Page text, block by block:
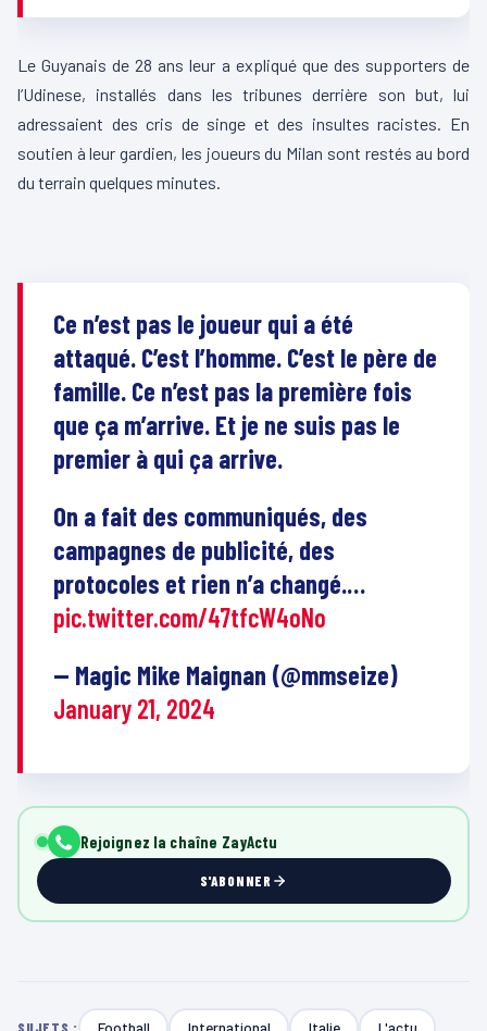
Le Guyanais de 28 ans leur a expliqué que des supporters de
l’Udinese, installés dans les tribunes derrière son but, lui
adressaient des cris de singe et des insultes racistes. En
soutien à leur gardien, les joueurs du Milan sont restés au bord
du terrain quelques minutes.
Ce n’est pas le joueur qui a été
attaqué. C’est l’homme. C’est le père de
famille. Ce n’est pas la première fois
que ça m’arrive. Et je ne suis pas le
premier à qui ça arrive.
On a fait des communiqués, des
campagnes de publicité, des
protocoles et rien n’a changé.…
pic.twitter.com/47tfcW4oNo
— Magic Mike Maignan (@mmseize)
January 21, 2024
Rejoignez la chaîne ZayActu
S'ABONNER
SUJETS : Football International Italie L'actu